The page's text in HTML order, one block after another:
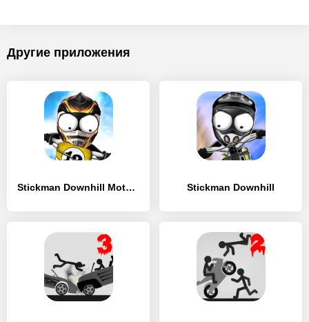
Другие приложения
Stickman Downhill Motocross Stickman Downhill